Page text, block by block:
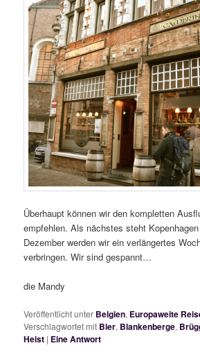
Überhaupt können wir den kompletten
empfehlen. Als nächstes steht
Dezember werden wir ein verlängertes
verbringen. Wir sind gespannt…
die Mandy
Veröffentlicht unter Belgien, Europaweite
Verschlagwortet mit Bier, Blankenberge,
Heist | EineAntwort